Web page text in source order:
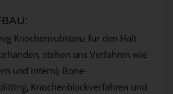
Knochensubstanz für den Halt
stehen uns Verfahren wie
und intern), Bone-
Knochenblockverfahren und